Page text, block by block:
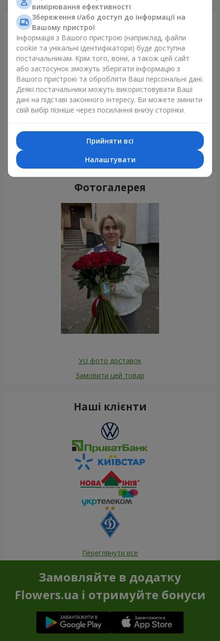
Щойно доставили
Букет "Сафо"
Київ
Фотогалерея
Усі фото доставок
Замовити цей товар
Наші клієнти
Переглянути все
Замовляйте в додатку
Flowers.ua і отримуйте бонуси
вимірювання ефективності
Збереження і/або доступ до інформації на
Вашому пристрої
Інформація з Вашого пристрою (наприклад, файли
cookie та унікальні ідентифікатори) буде доступна
постачальникам. Крім того, вони, а також цей сайт
або застосунок зможуть зберігати інформацію з
Вашого пристрою та обробляти Ваші персональні дані.
Деякі постачальники можуть використовувати Ваші
дані на підставі законного інтересу. Ви можете змінити
свій вибір пізніше через посилання внизу сторінки.
Прийняти всі
Налаштувати